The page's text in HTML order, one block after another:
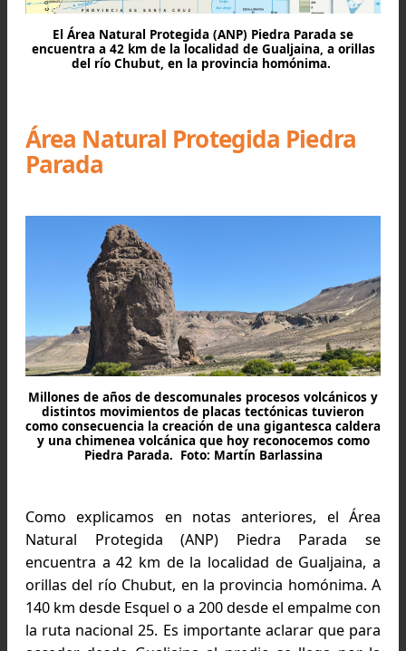
El Área Natural Protegida (ANP) Piedra Parada se
encuentra a 42 km de la localidad de Gualjaina, a
del río Chubut, en la provincia homónima.
Área Natural Protegida Piedra
Parada
Millones de años de descomunales procesos
distintos movimientos de placas tectónicas tuvieron
como consecuencia la creación de una gigantesca
y una chimenea volcánica que hoy reconocemos
Piedra Parada. Foto: Martín Barlassina